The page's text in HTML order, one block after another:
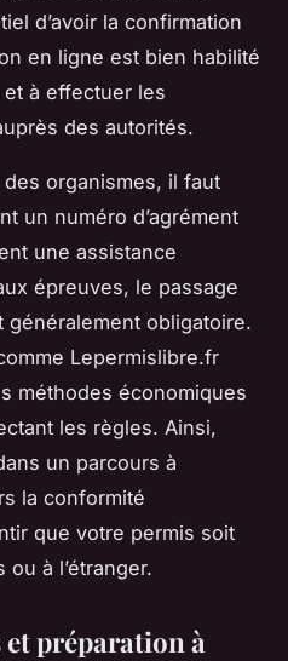
d’avoir la confirmation
en ligne est bien habilité
à effectuer les
des autorités.
organismes, il faut
un numéro d’agrément
une assistance
épreuves, le passage
obligatoire.
Lepermislibre.fr
méthodes économiques
les règles. Ainsi,
un parcours à
la conformité
que votre permis soit
à l’étranger.
préparation à